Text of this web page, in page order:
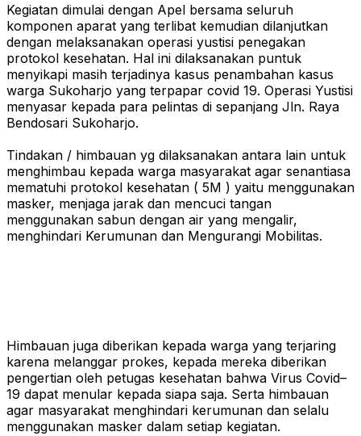
Kegiatan dimulai dengan Apel bersama seluruh
komponen aparat yang terlibat kemudian dilanjutkan
dengan melaksanakan operasi yustisi penegakan
protokol kesehatan. Hal ini dilaksanakan puntuk
menyikapi masih terjadinya kasus penambahan kasus
warga Sukoharjo yang terpapar covid 19. Operasi Yustisi
menyasar kepada para pelintas di sepanjang Jln. Raya
Bendosari Sukoharjo.
Tindakan / himbauan yg dilaksanakan antara lain untuk
menghimbau kepada warga masyarakat agar senantiasa
mematuhi protokol kesehatan ( 5M ) yaitu menggunakan
masker, menjaga jarak dan mencuci tangan
menggunakan sabun dengan air yang mengalir,
menghindari Kerumunan dan Mengurangi Mobilitas.
Himbauan juga diberikan kepada warga yang terjaring
karena melanggar prokes, kepada mereka diberikan
pengertian oleh petugas kesehatan bahwa Virus Covid–
19 dapat menular kepada siapa saja. Serta himbauan
agar masyarakat menghindari kerumunan dan selalu
menggunakan masker dalam setiap kegiatan.